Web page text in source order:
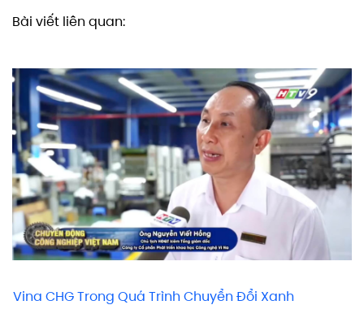
Bài viết liên quan:
Vina CHG Trong Quá Trình Chuyển Đổi Xanh